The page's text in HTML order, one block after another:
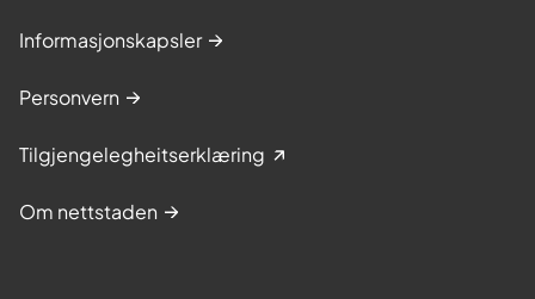
Informasjonskapsler
Personvern
Tilgjengelegheitserklæring
Om nettstaden